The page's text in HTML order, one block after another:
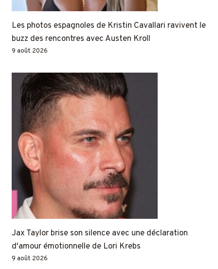
Les photos espagnoles de Kristin Cavallari ravivent le
buzz des rencontres avec Austen Kroll
9 août 2026
Jax Taylor brise son silence avec une déclaration
d'amour émotionnelle de Lori Krebs
9 août 2026